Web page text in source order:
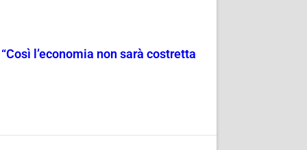
l’economia non sarà costretta